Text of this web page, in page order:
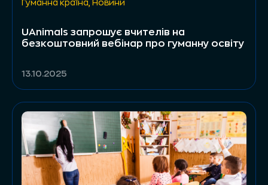
Гуманна країна Новини
UAnimals запрошує вчителів на
безкоштовний вебінар про гуманну освіту
13.10.2025